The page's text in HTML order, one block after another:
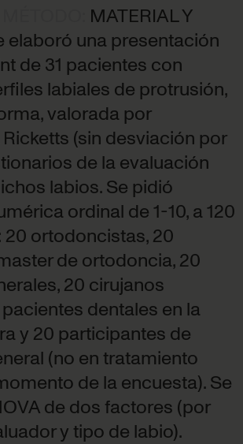
MATERIAL Y
elaboró una presentación
de 31 pacientes con
labiales de protrusión,
valorada por
(sin desviación por
de la evaluación
labios. Se pidió
ordinal de 1-10, a 120
ortodoncistas, 20
de ortodoncia, 20
20 cirujanos
dentales en la
y 20 participantes de
(no en tratamiento
de la encuesta). Se
de dos factores (por
y tipo de labio).